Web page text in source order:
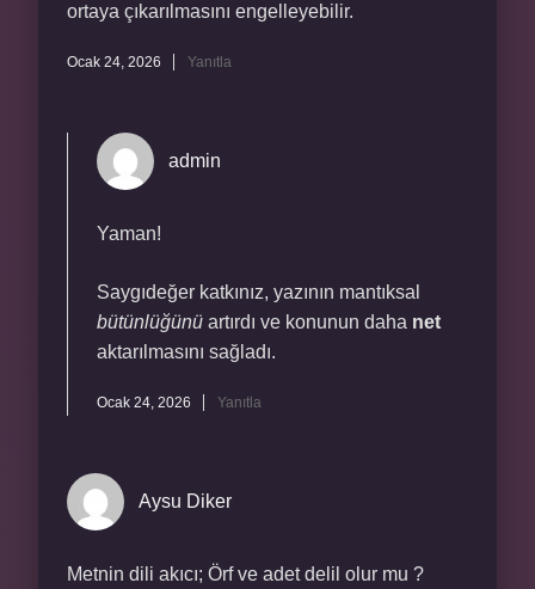
ortaya çıkarılmasını engelleyebilir.
Ocak 24, 2026 Yanıtla
admin
Yaman!
Saygıdeğer katkınız, yazının mantıksal
bütünlüğünü artırdı ve konunun daha net
aktarılmasını sağladı.
Ocak 24, 2026 Yanıtla
Aysu Diker
Metnin dili akıcı; Örf ve adet delil olur mu ?